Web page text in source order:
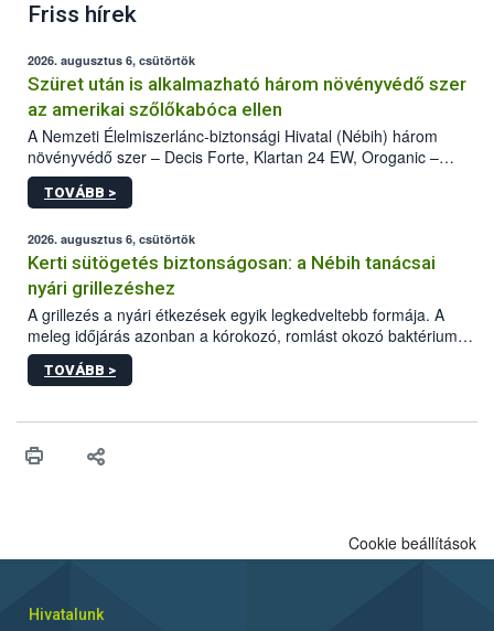
Friss hírek
2026. augusztus 6, csütörtök
Szüret után is alkalmazható három növényvédő szer
az amerikai szőlőkabóca ellen
A Nemzeti Élelmiszerlánc-biztonsági Hivatal (Nébih) három
növényvédő szer – Decis Forte, Klartan 24 EW, Oroganic –
engedélyokiratát módosította, így azok a szüretet követően,
egészen a vesszőérettség (BBCH 91) stádiumáig
érésű szőlőkben is legyen lehetőség a károsító elleni további
védekezésre. Az Oroganic készítmény kis kiszerelésben kiskerti
felhasználók számára is elérhető és ökológiai termesztésben is
engedélyezett.
TOVÁBB >
2026. augusztus 6, csütörtök
Kerti sütögetés biztonságosan: a Nébih tanácsai
nyári grillezéshez
A grillezés a nyári étkezések egyik legkedveltebb formája. A
meleg időjárás azonban a kórokozó, romlást okozó baktériumok
gyorsabb szaporodásának is kedvez. A szabadtéri sütögetés
ezért nem csupán a megfelelő sütési technikáról szól: legalább
higiéniai szabályok betartása, a megfelelő hőkezelés, valamint a
biztonsági Hivatal (Nébih) Oktatási Programja összegyűjtötte a
TOVÁBB >
Cookie beállítások
Hivatalunk